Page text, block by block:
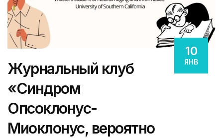
10
ЯНВ
Журнальный клуб
«Синдром
Опсоклонус-
Миоклонус, вероятно